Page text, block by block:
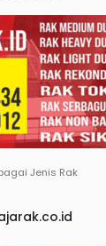
Jenis Rak